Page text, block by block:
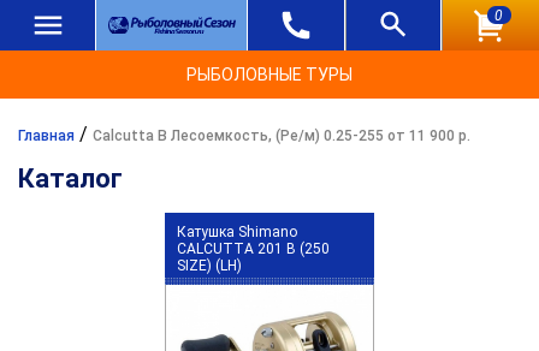
0
РЫБОЛОВНЫЕ ТУРЫ
Главная / Calcutta B Лесоемкость, (Ре/м) 0.25-255 от 11 900 р.
Каталог
Катушка Shimano
CALCUTTA 201 B (250
SIZE) (LH)